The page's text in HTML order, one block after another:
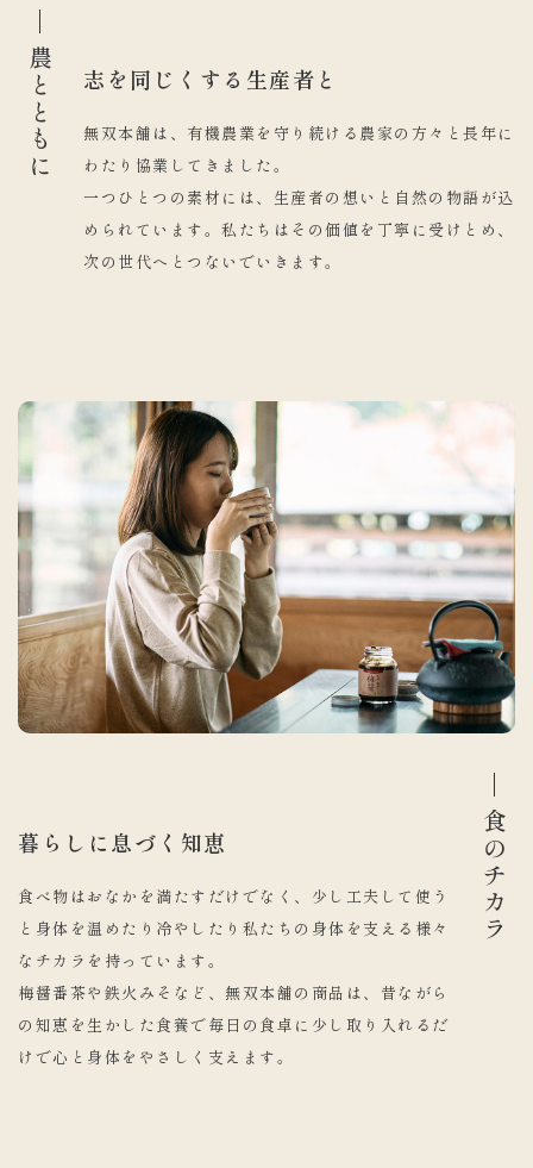
農とともに 志を同じくする生産者と
無双本舗は、有機農業を守り続ける農家の方々と長年に
わたり協業してきました。
一つひとつの素材には、生産者の想いと自然の物語が込
められています。私たちはその価値を丁寧に受けとめ、
次の世代へとつないでいきます。
食のチカラ
暮らしに息づく知恵
食べ物はおなかを満たすだけでなく、少し工夫して使う
と身体を温めたり冷やしたり私たちの身体を支える様々
なチカラを持っています。
梅醤番茶や鉄火みそなど、無双本舗の商品は、昔ながら
の知恵を生かした食養で毎日の食卓に少し取り入れるだ
けで心と身体をやさしく支えます。